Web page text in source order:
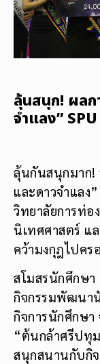
ลุ้นสนุก! ผลก
จำแลง”
ลุ้นกันสนุกมาก!
และดาวจำแลง
วิทยาลัยการท่อ
นิเทศศาสตร์ แ
คว้ามงกุฎไปคร
สโมสรนักศึกษ
กิจกรรมพัฒนา
กิจการนักศึกษา
“ต้นกล้าศรีปทุ
สนุกสนานกับกิจ